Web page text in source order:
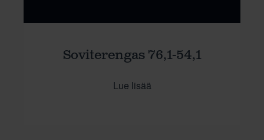
Soviterengas 76,1-54,1
Lue lisää